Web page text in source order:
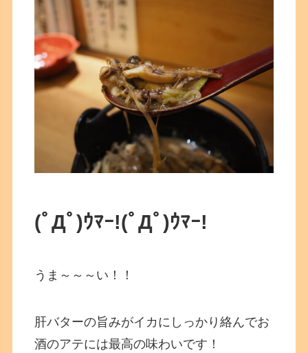
(ﾟДﾟ)ｳﾏｰ!(ﾟДﾟ)ｳﾏｰ!
うま～～～い！！
肝バターの旨みがイカにしっかり絡んでお
酒のアテには最高の味わいです！